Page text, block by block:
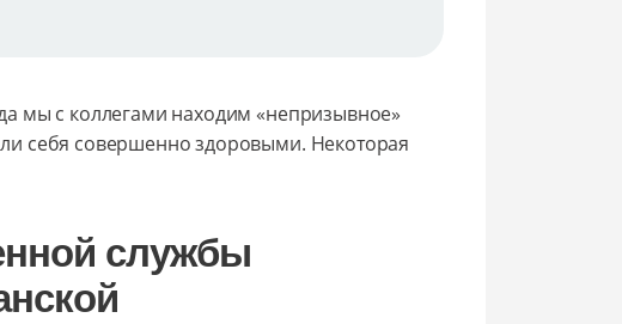
мы с коллегами находим «непризывное»
себя совершенно здоровыми. Некоторая
службы